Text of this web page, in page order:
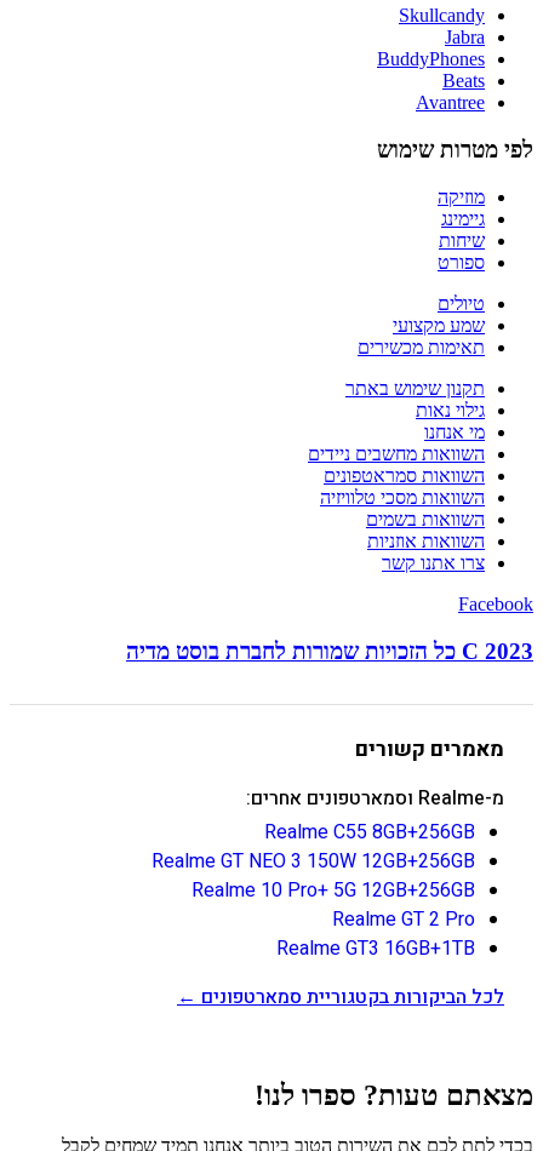
Skullcandy
Jabra
BuddyPhones
Beats
Avantree
לפי מטרות שימוש
מוזיקה
גיימינג
שיחות
ספורט
טיולים
שמע מקצועי
תאימות מכשירים
תקנון שימוש באתר
גילוי נאות
מי אנחנו
השוואות מחשבים ניידים
השוואות סמראטפונים
השוואות מסכי טלוויזיה
השוואות בשמים
השוואות אוזניות
צרו אתנו קשר
Facebook
C 2023 כל הזכויות שמורות לחברת בוסט מדיה
מאמרים קשורים
מ-Realme וסמארטפונים אחרים:
Realme C55 8GB+256GB
Realme GT NEO 3 150W 12GB+256GB
Realme 10 Pro+ 5G 12GB+256GB
Realme GT 2 Pro
Realme GT3 16GB+1TB
לכל הביקורות בקטגוריית סמארטפונים ←
מצאתם טעות? ספרו לנו!
בכדי לתת לכם את השירות הטוב ביותר אנחנו תמיד שמחים לקבל